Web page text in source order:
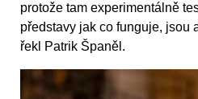
protože tam experimentálně
představy jak co funguje, jsou
řekl Patrik Španěl.